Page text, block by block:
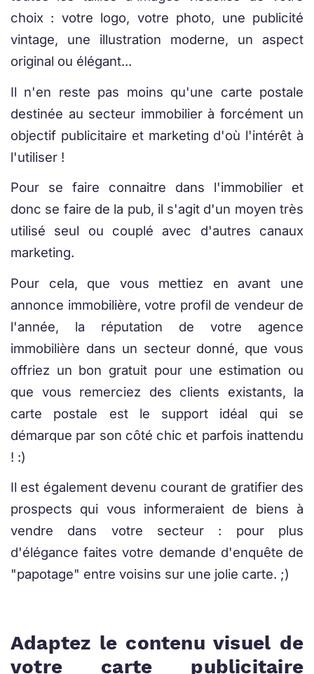
choix : votre logo, votre photo, une publicité
vintage, une illustration moderne, un aspect
original ou élégant...
Il n'en reste pas moins qu'une carte postale
destinée au secteur immobilier à forcément un
objectif publicitaire et marketing d'où l'intérêt à
l'utiliser !
Pour se faire connaitre dans l'immobilier et
donc se faire de la pub, il s'agit d'un moyen très
utilisé seul ou couplé avec d'autres canaux
marketing.
Pour cela, que vous mettiez en avant une
annonce immobilière, votre profil de vendeur de
l'année, la réputation de votre agence
immobilière dans un secteur donné, que vous
offriez un bon gratuit pour une estimation ou
que vous remerciez des clients existants, la
carte postale est le support idéal qui se
démarque par son côté chic et parfois inattendu
! :)
Il est également devenu courant de gratifier des
prospects qui vous informeraient de biens à
vendre dans votre secteur : pour plus
d'élégance faites votre demande d'enquête de
"papotage" entre voisins sur une jolie carte. ;)
Adaptez le contenu visuel de
votre carte publicitaire